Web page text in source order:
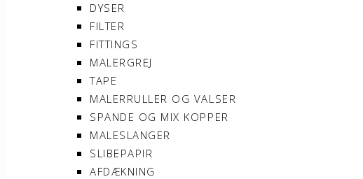
DYSER
FILTER
FITTINGS
MALERGREJ
TAPE
MALERRULLER OG VALSER
SPANDE OG MIX KOPPER
MALESLANGER
SLIBEPAPIR
AFDÆKNING